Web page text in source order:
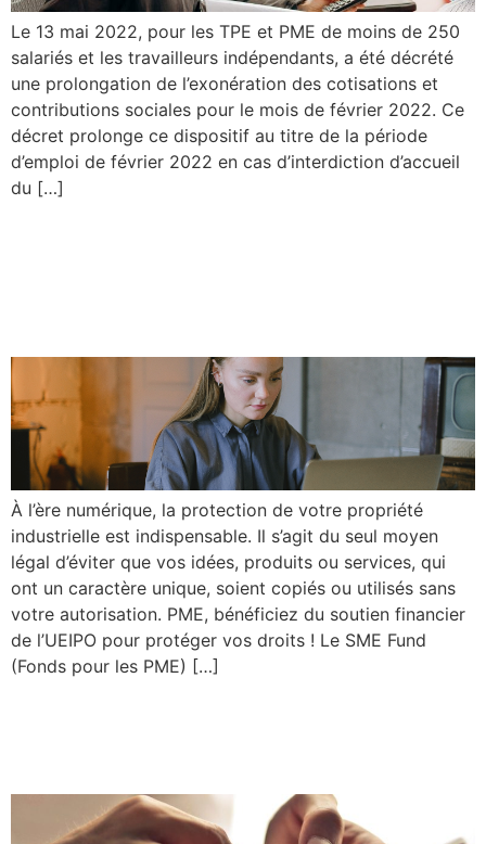
Le 13 mai 2022, pour les TPE et PME de moins de 250
salariés et les travailleurs indépendants, a été décrété
une prolongation de l’exonération des cotisations et
contributions sociales pour le mois de février 2022. Ce
décret prolonge ce dispositif au titre de la période
d’emploi de février 2022 en cas d’interdiction d’accueil
du […]
À l’ère numérique, la protection de votre propriété
industrielle est indispensable. Il s’agit du seul moyen
légal d’éviter que vos idées, produits ou services, qui
ont un caractère unique, soient copiés ou utilisés sans
votre autorisation. PME, bénéficiez du soutien financier
de l’UEIPO pour protéger vos droits ! Le SME Fund
(Fonds pour les PME) […]